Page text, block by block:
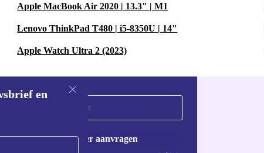
neem je
Apple MacBook Air 2020 | 13.3" | M1
Lenovo ThinkPad T480 | i5-8350U | 14"
Apple Watch Ultra 2 (2023)
en
Voucher aanvragen